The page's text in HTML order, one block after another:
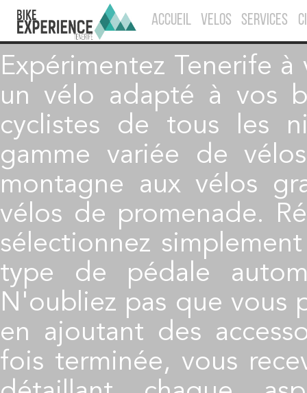
ACCUEIL VELOS SERVICES
Expérimentez Tenerife
un vélo adapté à vos
cyclistes de tous les
gamme variée de
montagne aux vélos
vélos de promenade.
sélectionnez
type de pédale
N'oubliez pas que vous
en ajoutant des
fois terminée, vous